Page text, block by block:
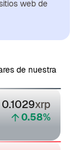
web de
de nuestra
0.1029xrp
0.58%